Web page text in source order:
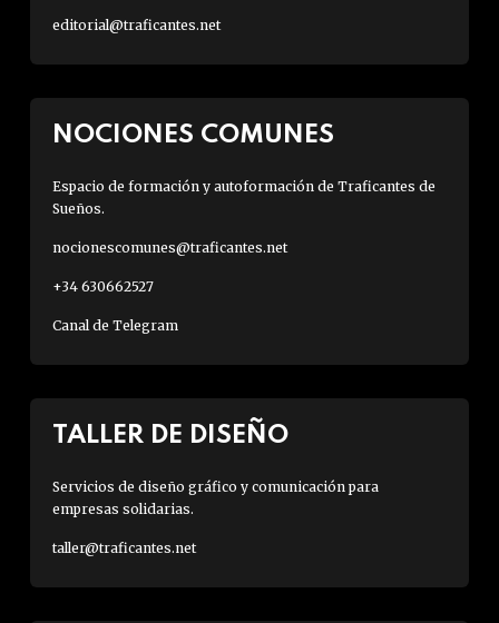
editorial@traficantes.net
NOCIONES COMUNES
Espacio de formación y autoformación de Traficantes de
Sueños.
nocionescomunes@traficantes.net
+34 630662527
Canal de Telegram
TALLER DE DISEÑO
Servicios de diseño gráfico y comunicación para
empresas solidarias.
taller@traficantes.net